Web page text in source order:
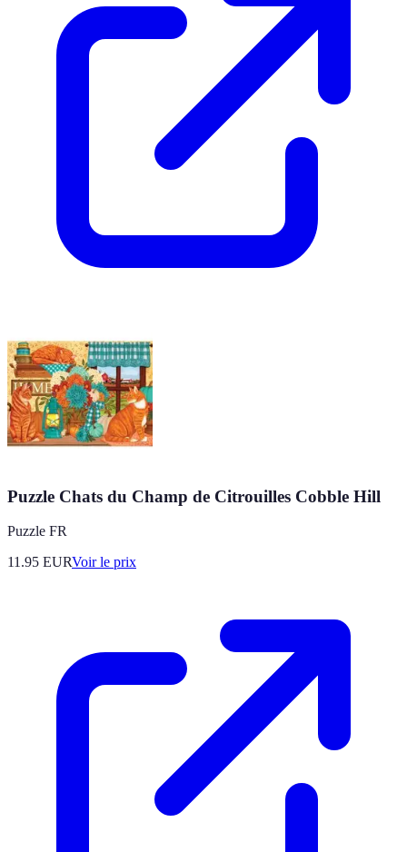
Puzzle Chats du Champ de Citrouilles Cobble Hill
Puzzle FR
11.95 EURVoir le prix